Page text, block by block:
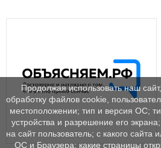
Продолжая использовать наш
обработку файлов cookie,
местоположении; тип и версия ОС;
устройства и разрешение его
на сайт пользователь; с какого сайта
ОС и Браузера; какие страницы